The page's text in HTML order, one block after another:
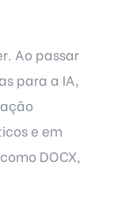
Ao passar
para a IA,
e em
DOCX,